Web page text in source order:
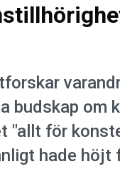
budskap om
"allt för
hade höjt